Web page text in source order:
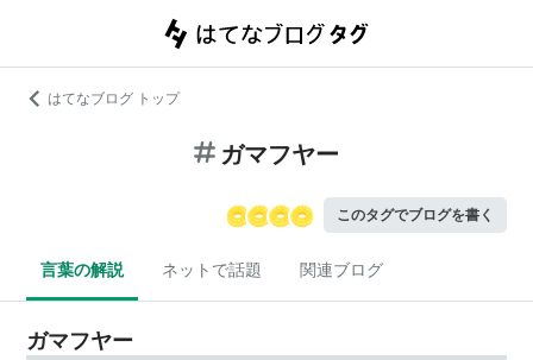
はてなブログ トップ
ガマフヤー
このタグでブログを書く
言葉の解説 ネットで話題 関連ブログ
ガマフヤー